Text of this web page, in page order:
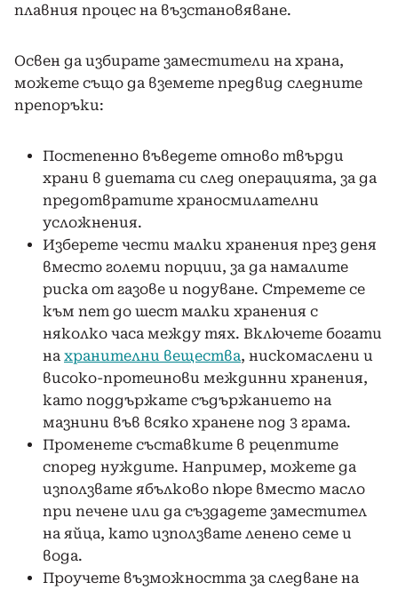
плавния процес на възстановяване.
Освен да избирате заместители на храна,
можете също да вземете предвид следните
препоръки:
Постепенно въведете отново твърди
храни в диетата си след операцията, за да
предотвратите храносмилателни
усложнения.
Изберете чести малки хранения през деня
вместо големи порции, за да намалите
риска от газове и подуване. Стремете се
към пет до шест малки хранения с
няколко часа между тях. Включете богати
на хранителни вещества, нискомаслени и
високо-протеинови междинни хранения,
като поддържате съдържанието на
мазнини във всяко хранене под 3 грама.
Променете съставките в рецептите
според нуждите. Например, можете да
използвате ябълково пюре вместо масло
при печене или да създадете заместител
на яйца, като използвате ленено семе и
вода.
Проучете възможността за следване на